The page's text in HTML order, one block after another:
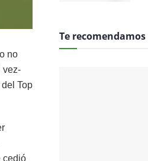
no
vez-
Top
cedió
Te recomendamos